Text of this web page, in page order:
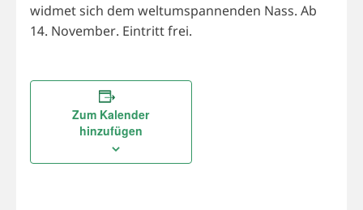
widmet sich dem weltumspannenden Nass. Ab
14. November. Eintritt frei.
Zum Kalender
hinzufügen